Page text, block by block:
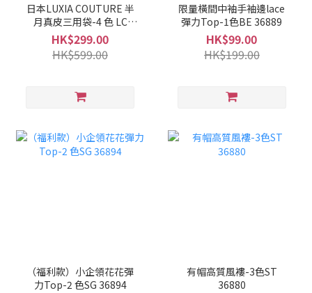
日本LUXIA COUTURE 半
月真皮三用袋-4 色 LC
8009
HK$299.00
HK$599.00
限量橫間中袖手袖邊lace
彈力Top-1色BE 36889
HK$99.00
HK$199.00
（福利款）小企領花花彈
力Top-2 色SG 36894
有帽高質風褸-3色ST
36880